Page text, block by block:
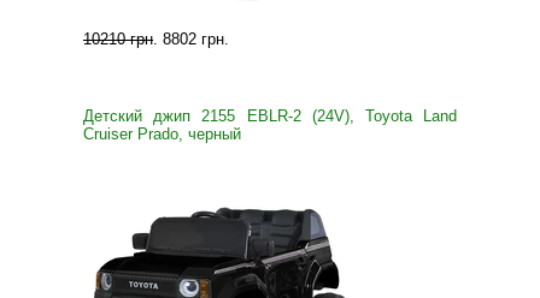
10210 грн. 8802 грн.
Детский джип 2155 EBLR-2 (24V), Toyota Land
Cruiser Prado, черный